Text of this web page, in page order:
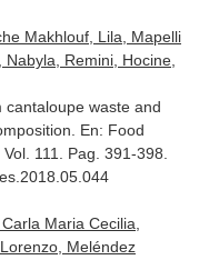
Makhlouf, Lila, Mapelli
Remini, Hocine,
cantaloupe waste and
En: Food
111. Pag. 391-398.
Maria Cecilia,
Meléndez